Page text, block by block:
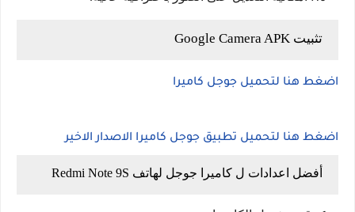
تثبيت Google Camera APK
اضغط هنا لتحميل جوجل كاميرا
اضغط هنا لتحميل تطبيق جوجل كاميرا الاصدار الاخير
أفضل اعدادات ل كاميرا جوجل لهاتف Redmi Note 9S